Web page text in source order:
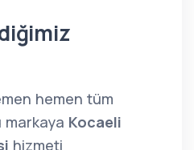
hemen tüm
markaya Kocaeli
hizmeti